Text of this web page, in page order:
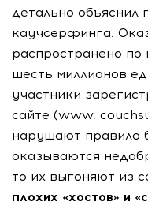
детально объяснил
каучсерфинга.
распространено по
шесть миллионов
участники
сайте (www.
нарушают правило
оказываются
то их выгоняют из
плохих «хостов» и